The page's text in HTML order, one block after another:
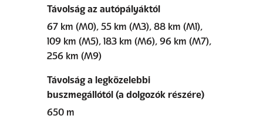
Távolság az autópályáktól
67 km (M0), 55 km (M3), 88 km (M1),
109 km (M5), 183 km (M6), 96 km (M7),
256 km (M9)
Távolság a legközelebbi
buszmegállótól (a dolgozók részére)
650 m